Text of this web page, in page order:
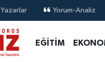
Yazarlar Yorum-Analiz
EĞİTİM